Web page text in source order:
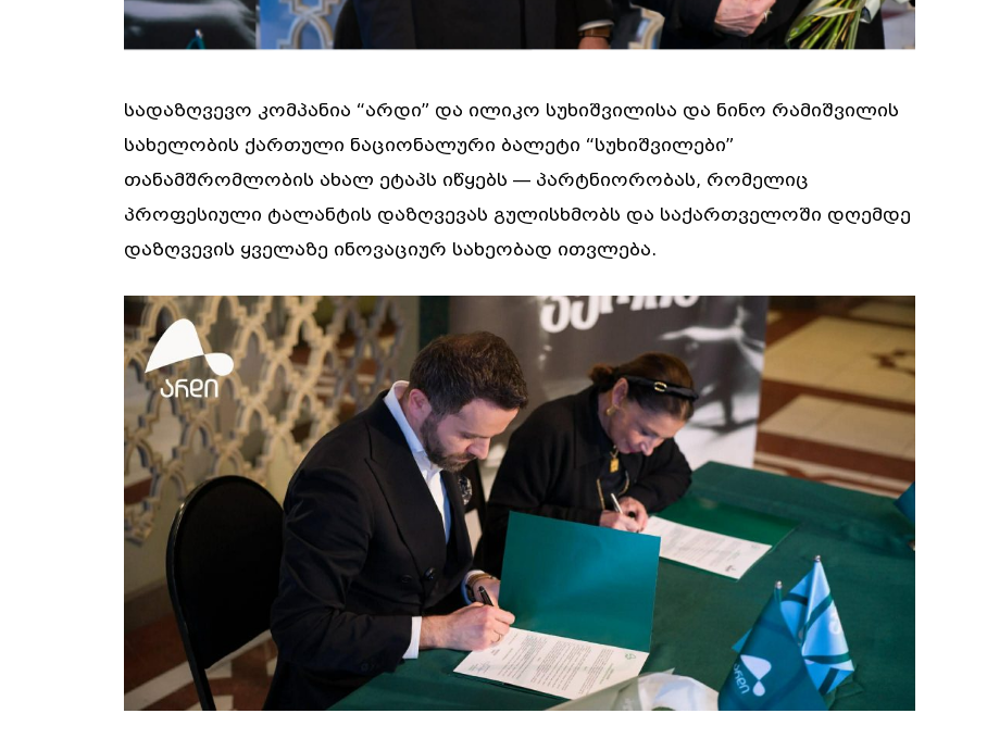
სადაზღვევო კომპანია “არდი” და ილიკო სუხიშვილისა და ნინო რამიშვილის
სახელობის ქართული ნაციონალური ბალეტი “სუხიშვილები”
თანამშრომლობის ახალ ეტაპს იწყებს — პარტნიორობას, რომელიც
პროფესიული ტალანტის დაზღვევას გულისხმობს და საქართველოში დღემდე
დაზღვევის ყველაზე ინოვაციურ სახეობად ითვლება.